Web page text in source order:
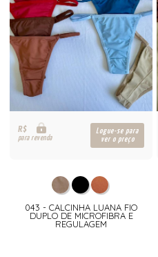
R$
para revenda
Logue-se para
ver o preço
043 - CALCINHA LUANA FIO
DUPLO DE MICROFIBRA E
REGULAGEM